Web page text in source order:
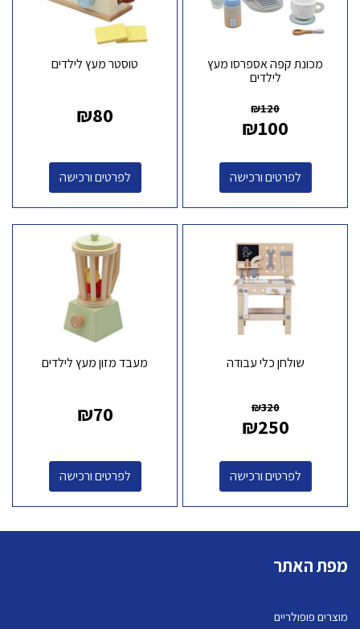
מכונת קפה אספרסו מעץ
לילדים
₪120
₪100
לפרטים ורכישה
טוסטר מעץ לילדים
₪80
לפרטים ורכישה
שולחן כלי עבודה
₪320
₪250
לפרטים ורכישה
מעבד מזון מעץ לילדים
₪70
לפרטים ורכישה
מפת האתר
מוצרים פופולריים